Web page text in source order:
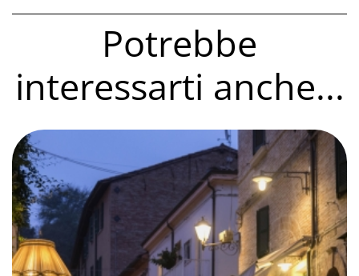
Potrebbe
interessarti anche...